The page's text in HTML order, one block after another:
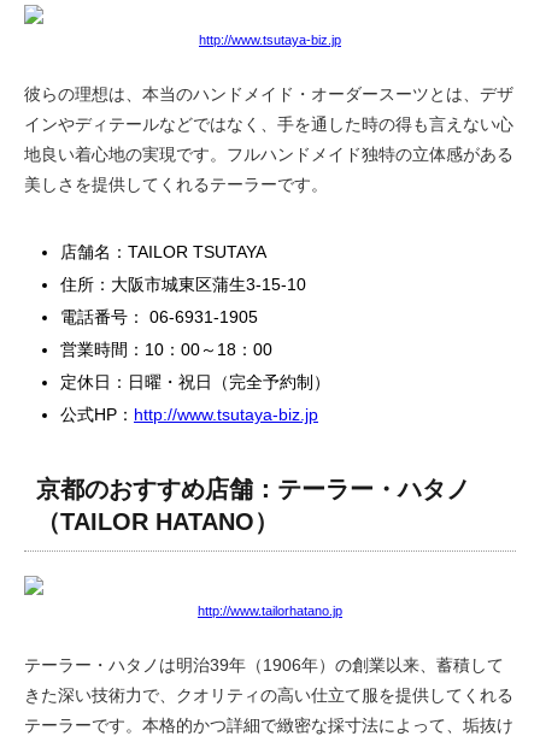
http://www.tsutaya-biz.jp
彼らの理想は、本当のハンドメイド・オーダースーツとは、デザ
インやディテールなどではなく、手を通した時の得も言えない心
地良い着心地の実現です。フルハンドメイド独特の立体感がある
美しさを提供してくれるテーラーです。
店舗名：TAILOR TSUTAYA
住所：大阪市城東区蒲生3-15-10
電話番号： 06-6931-1905
営業時間：10：00～18：00
定休日：日曜・祝日（完全予約制）
公式HP： http://www.tsutaya-biz.jp
京都のおすすめ店舗：テーラー・ハタノ
（TAILOR HATANO）
http://www.tailorhatano.jp
テーラー・ハタノは明治39年（1906年）の創業以来、蓄積して
きた深い技術力で、クオリティの高い仕立て服を提供してくれる
テーラーです。本格的かつ詳細で緻密な採寸法によって、垢抜け